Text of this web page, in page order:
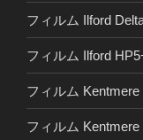
フィルム Ilford
フィルム Ilford
フィルム Kentmere
フィルム Kentmere